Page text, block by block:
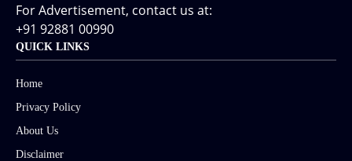
For Advertisement, contact us at:
+91 92881 00990
QUICK LINKS
Home
Privacy Policy
About Us
Disclaimer